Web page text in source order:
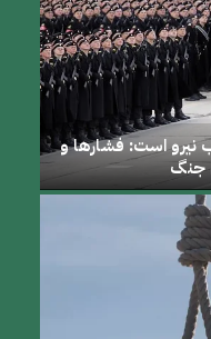
نیرو است: فشارها و
جنگ